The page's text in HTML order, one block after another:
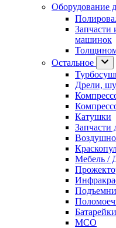
Оборудование
Запчасти
машинок
Остальное
Дрели,
Катушки
Запчасти
Мебель /
Батарейки
МСО